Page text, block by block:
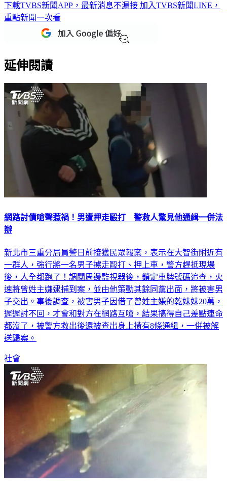
下載TVBS新聞APP，最新消息不漏接 加入TVBS新聞LINE，
重點新聞一次看
延伸閱讀
網路討債嗆聲惹禍！男遭押走毆打 警救人驚見他通緝一併法
辦
新北市三重分局員警日前接獲民眾報案，表示在大智街附近有
一群人，強行將一名男子擄走毆打、押上車，警方趕抵現場
後，人全都跑了！調閱周邊監視器後，鎖定車牌號碼追查，火
速將曾姓主嫌逮捕到案，並由他策動其餘同黨出面，將被害男
子交出。事後調查，被害男子因借了曾姓主嫌的乾妹妹20萬，
遲遲討不回，才會和對方在網路互嗆，結果搞得自己差點連命
都沒了，被警方救出後還被查出身上揹有8條通緝，一併被解
送歸案。
社會